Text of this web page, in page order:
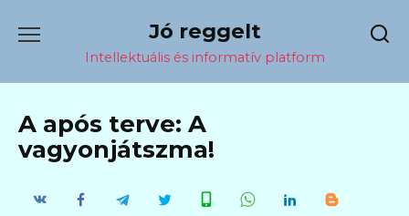
содержанию
Jó reggelt
Intellektuális és informatív platform
A após terve: A
vagyonjátszma!